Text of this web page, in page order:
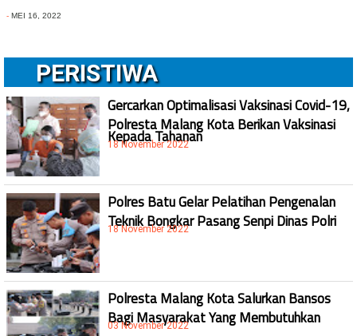
- MEI 16, 2022
PERISTIWA
Gercarkan Optimalisasi Vaksinasi Covid-19,
Polresta Malang Kota Berikan Vaksinasi
Kepada Tahanan
18 November 2022
Polres Batu Gelar Pelatihan Pengenalan
Teknik Bongkar Pasang Senpi Dinas Polri
18 November 2022
Polresta Malang Kota Salurkan Bansos
Bagi Masyarakat Yang Membutuhkan
03 November 2022